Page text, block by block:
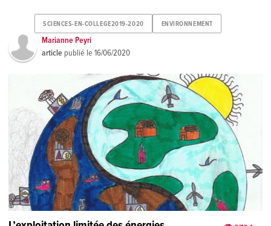
SCIENCES-EN-COLLEGE2019-2020 ENVIRONNEMENT
Marianne Peyri
article publié le16/06/2020